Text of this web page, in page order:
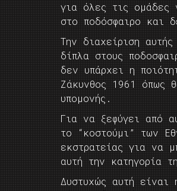
για όλες τις ομάδες
στο ποδόσφαιρο και
Την διαχείριση
δίπλα στους
δεν υπάρχει η
Ζάκυνθος 1961 όπως
υπομονής.
Για να ξεφύγει από
το “κοστούμι” των
εκστρατείας για να
αυτή την κατηγορία
Δυστυχώς αυτή είναι